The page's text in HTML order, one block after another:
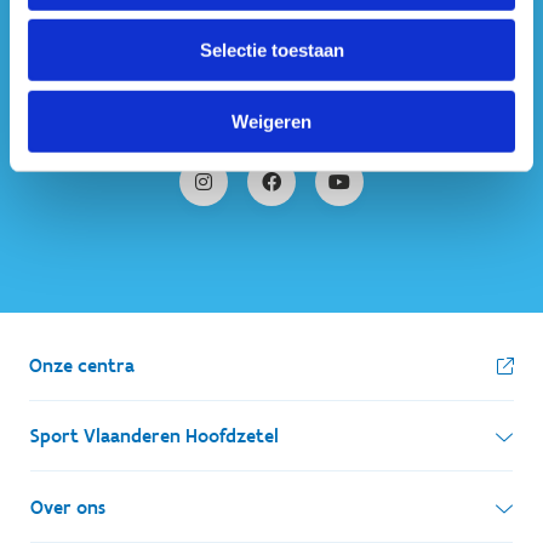
Selectie toestaan
Weigeren
#sportersbelevenmeer
ook op sociale media
Onze centra
Sport Vlaanderen Hoofdzetel
Simon Bolivarlaan 17
Over ons